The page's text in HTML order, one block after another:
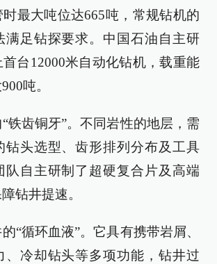
最大吨位达665吨，常规钻机的
满足钻探要求。中国石油自主研
台12000米自动化钻机，载重能
吨。
铁齿铜牙”。不同岩性的地层，需
钻头选型、齿形排列分布及工具
队自主研制了超硬复合片及高端
钻井提速。
“循环血液”。它具有携带岩屑、
、冷却钻头等多项功能，钻井过